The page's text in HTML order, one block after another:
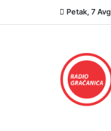
Petak, 7